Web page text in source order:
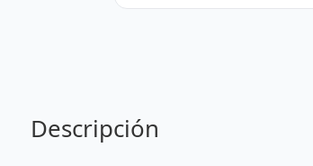
Descripción